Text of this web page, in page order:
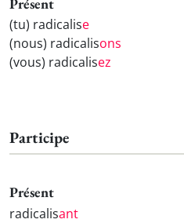
(tu) radicalise
(nous) radicalisons
(vous) radicalisez
Participe
Présent
radicalisant